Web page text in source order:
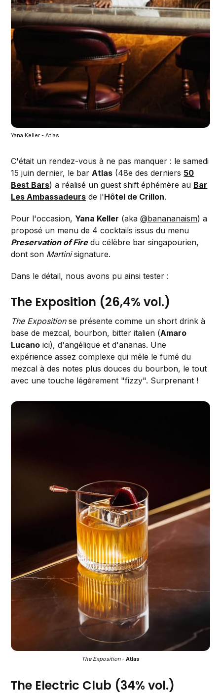
Yana Keller - Atlas
C'était un rendez-vous à ne pas manquer : le samedi
15 juin dernier, le barAtlas (48e des derniers 50
Best Bars) a réalisé un guest shift éphémère au Bar
Les Ambassadeurs de l'Hôtel de Crillon.
Pour l'occasion, Yana Keller (aka@banananaism) a
proposé un menu de 4 cocktails issus du menu
Preservation of Firedu célèbre bar singapourien,
dont son Martinisignature.
Dans le détail, nous avons pu ainsi tester :
The Exposition (26,4% vol.)
The Expositionse présente comme un short drink à
base de mezcal, bourbon, bitter italien (Amaro
Lucano ici), d'angélique et d'ananas. Une
expérience assez complexe qui mêle le fumé du
mezcal à des notes plus douces du bourbon, le tout
avec une touche légèrement "fizzy". Surprenant !
The Exposition - Atlas
The Electric Club (34% vol.)